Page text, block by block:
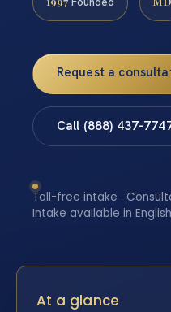
Request a
Call (888) 437-
Toll-free intake ·
Intake available in
At a glance